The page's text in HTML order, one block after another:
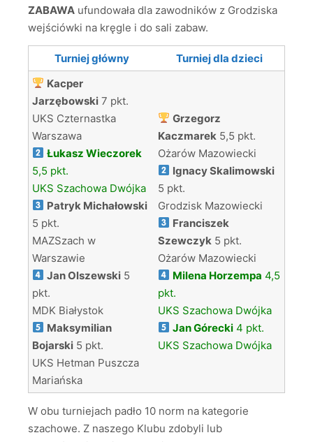
ZABAWA ufundowała dla zawodników z Grodziska
wejściówki na kręgle i do sali zabaw.
Turniej główny
Turniej dla dzieci
Kacper
Jarzębowski 7 pkt.
UKS Czternastka
Warszawa
Łukasz Wieczorek
5,5 pkt.
UKS Szachowa Dwójka
Patryk Michałowski
5 pkt.
MAZSzach w
Warszawie
Jan Olszewski 5
pkt.
MDK Białystok
Maksymilian
Bojarski 5 pkt.
UKS Hetman Puszcza
Mariańska
Grzegorz
Kaczmarek 5,5 pkt.
Ożarów Mazowiecki
Ignacy Skalimowski
5 pkt.
Grodzisk Mazowiecki
Franciszek
Szewczyk 5 pkt.
Ożarów Mazowiecki
Milena Horzempa 4,5
pkt.
UKS Szachowa Dwójka
Jan Górecki 4 pkt.
UKS Szachowa Dwójka
W obu turniejach padło 10 norm na kategorie
szachowe. Z naszego Klubu zdobyli lub